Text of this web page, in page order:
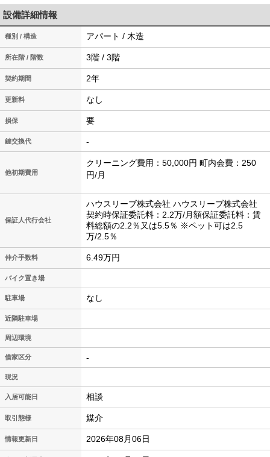
設備詳細情報
種別 / 構造 アパート / 木造
所在階 / 階数 3階 / 3階
契約期間 2年
更新料 なし
損保 要
鍵交換代 -
他初期費用
クリーニング費用：50,000円 町内会費：250
円/月
保証人代行会社
ハウスリーブ株式会社 ハウスリーブ株式会社
契約時保証委託料：2.2万/月額保証委託料：賃
料総額の2.2％又は5.5％ ※ペット可は2.5
万/2.5％
仲介手数料 6.49万円
バイク置き場
駐車場 なし
近隣駐車場
周辺環境
借家区分 -
現況
入居可能日 相談
取引態様 媒介
情報更新日 2026年08月06日